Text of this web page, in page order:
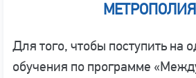
Для того, чтобы поступить на
обучения по программе